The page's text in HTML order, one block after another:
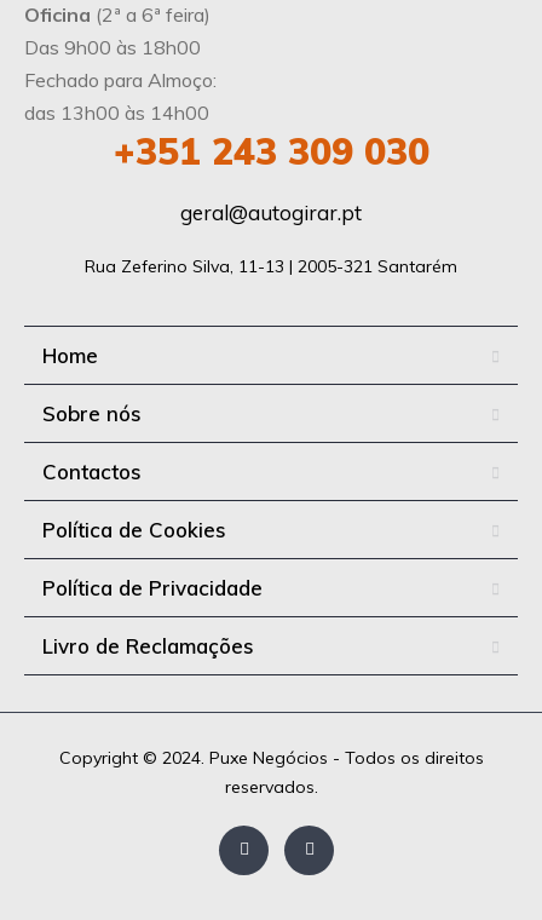
Oficina (2ª a 6ª feira)
Das 9h00 às 18h00
Fechado para Almoço:
das 13h00 às 14h00
+351 243 309 030
geral@autogirar.pt
Rua Zeferino Silva, 11-13 | 2005-321 Santarém
Home
Sobre nós
Contactos
Política de Cookies
Política de Privacidade
Livro de Reclamações
Copyright © 2024. Puxe Negócios - Todos os direitos
reservados.